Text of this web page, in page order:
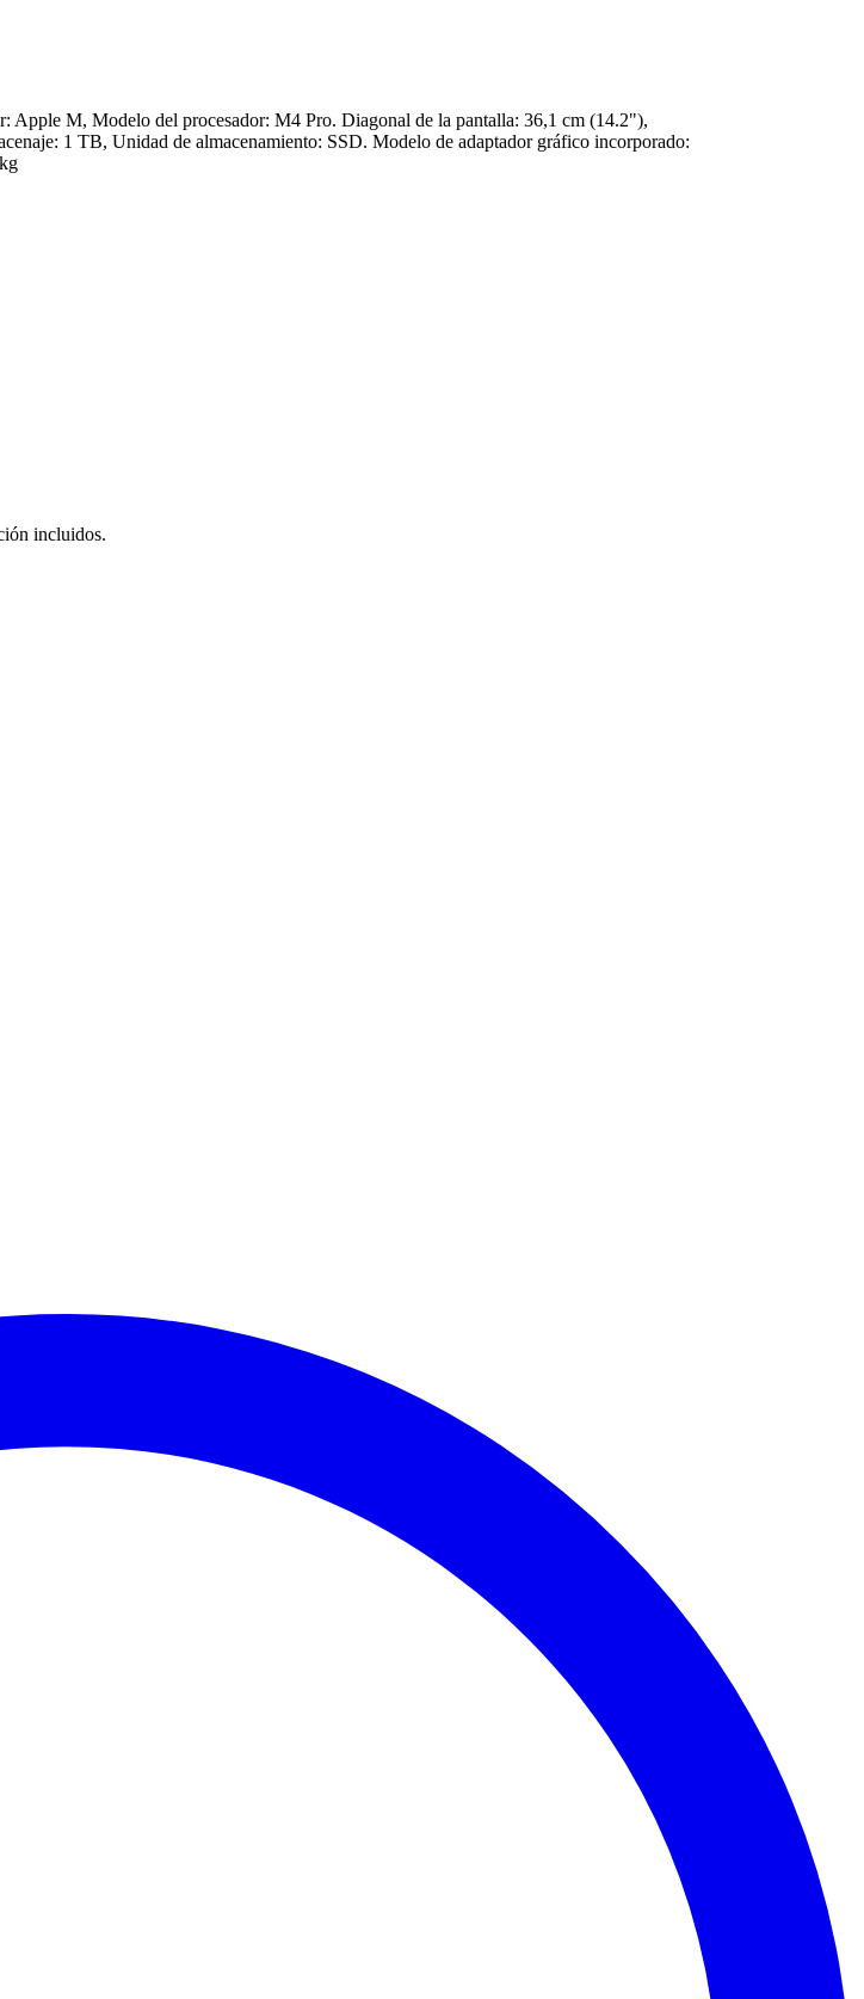
M, Modelo del procesador: M4 Pro. Diagonal de la pantalla: 36,1 cm (14.2"),
1 TB, Unidad de almacenamiento: SSD. Modelo de adaptador gráfico incorporado:
incluidos.